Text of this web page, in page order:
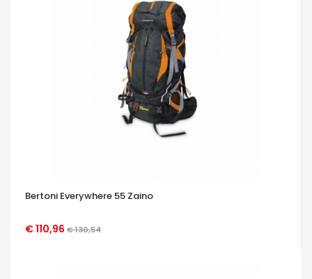
Bertoni Everywhere 55 Zaino
€ 110,96 € 130,54
OCCHIATA VELOCE